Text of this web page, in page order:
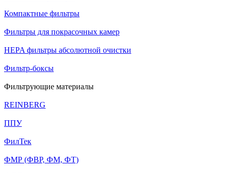
Компактные фильтры
Фильтры для покрасочных камер
HEPA фильтры абсолютной очистки
Фильтр-боксы
Фильтрующие материалы
REINBERG
ППУ
ФилТек
ФМР (ФВР, ФМ, ФТ)